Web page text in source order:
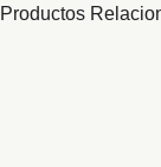
Productos